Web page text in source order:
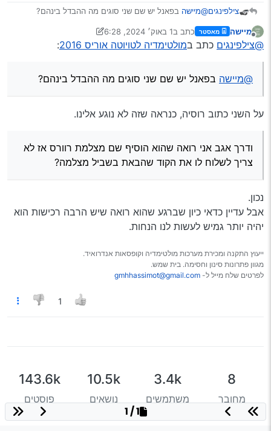
צילפינגים@מיישה בפאנל יש שם שני סוגים מה ההבדל בינהם?
מנותק
מיישה מאסטר כתב ב1 באוק׳ 2024, 6:28
נערך לאחרונה על ידי מיישה10 בינו׳ 2024, 6:29
@צילפינגים כתב במולטימדיה לטויוטה אוריס 2016 :
@מיישה בפאנל יש שם שני סוגים מה ההבדל בינהם?
על השני כתוב רוסיה, כנראה שזה לא נוגע אלינו.
ודרך אגב אני רואה שהוא הוסיף שם מצלמת רוורס אז לא
צריך לשלוח לו את הקוד שהבאת בשביל מצלמה?
נכון.
אבל עדיין כדאי כיון שברגע שהוא רואה שיש הרבה רכישות הוא
יהיה יותר גמיש לעשות לנו הנחות.
ייעוץ התקנה ומכירת מערכות מולטימדיה וקופסאות אנדרואיד.
מגוון פתרונות סינון וחסימה. בית שמש.
לפרטים שלח מייל ל- gmhhassimot@gmail.com
1
8
מחובר
3.4k
משתמשים
10.5k
נושאים
143.6k
פוסטים
1 / 1